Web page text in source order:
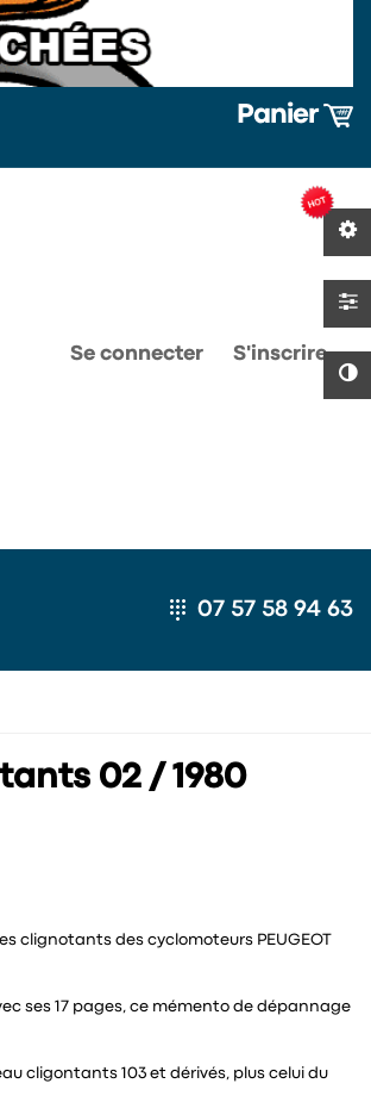
Panier
Se connecter S'inscrire
07 57 58 94 63
02 / 1980
des cyclomoteurs PEUGEOT
ses 17 pages, ce mémento de dépannage
cligontants 103 et dérivés, plus celui du